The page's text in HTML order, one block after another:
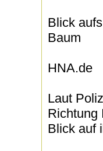
Blick
Baum
HNA.de
Laut
Richtung
Blick auf